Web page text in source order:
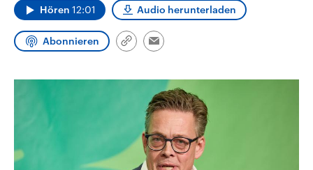
Audio-Archiv
Hören 12:01 Audio herunterladen
Abonnieren
Link
Email